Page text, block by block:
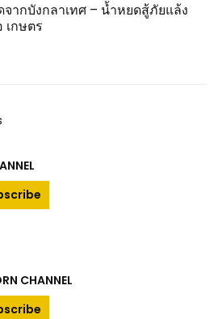
ากบังกลาเทศ – น้ำหยดสู้ภัยแล้ง
เกษตร
CHANNEL